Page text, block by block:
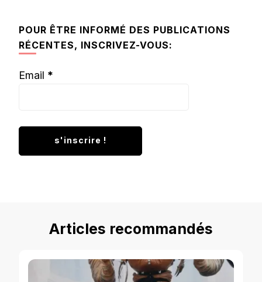
POUR ÊTRE INFORMÉ DES PUBLICATIONS
RÉCENTES, INSCRIVEZ-VOUS:
Email *
Articles recommandés